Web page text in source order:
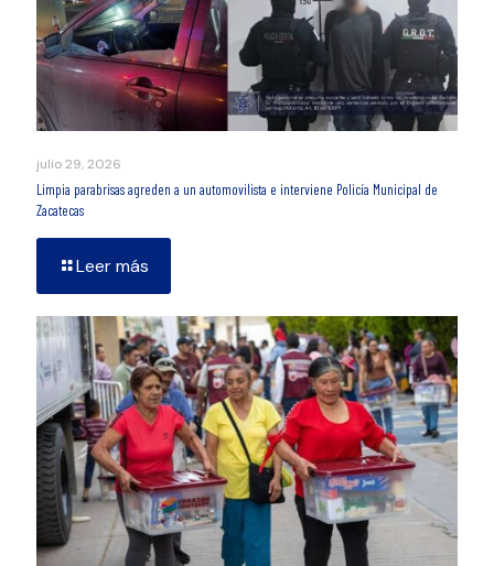
julio 29, 2026
Limpia parabrisas agreden a un automovilista e interviene Policía Municipal de
Zacatecas
Leer más